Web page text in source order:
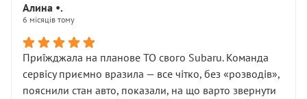
Алина •.
6 місяців тому
Приїжджала на планове ТО свого Subaru. Команда
сервісу приємно вразила — все чітко, без «розводів»,
пояснили стан авто, показали, на що варто звернути